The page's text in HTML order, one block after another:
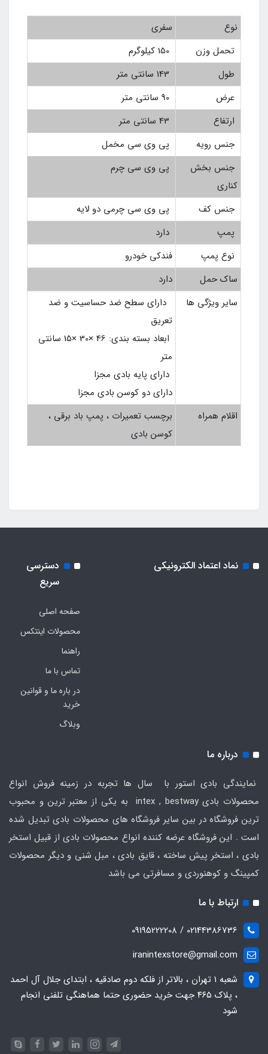
نوع
سفری
تحمل وزن
طول
عرض
ارتفاع
جنس رویه
پی وی سی مخمل
جنس بخش
کناری
پی وی سی چرم
جنس کف
پی وی سی چرمی دو لایه
پمپ
دارد
نوع پمپ
فندکی خودرو
ساک حمل
دارد
سایر ویژگی ها
دارای سطح ضد حساسیت و ضد
تعریق
ابعاد بسته بندی: 46 ×30 ×15 سانتی
متر
دارای پایه بادی مجزا
دارای دو کوسن بادی مجزا
اقلام همراه
برچسب تعمیرات ، پمپ باد برقی ،
کوسن بادی
نماد اعتماد الکترونیکی
دسترسی
سریع
صفحه اصلی
محصولات اینتکس
راهنما
تماس با ما
در باره ما و قوانین
خرید
وبلاگ
درباره ما
نمایندگی بادی استور با سال ها تجربه در زمینه فروش انواع
محصولات بادی intex , bestway به یکی از معتبر ترین و محبوب
ترین فروشگاه در بین سایر فروشگاه های محصولات بادی تبدیل شده
است . این فروشگاه عرضه کننده انواع محصولات بادی از قبیل استخر
بادی ، استخر پیش ساخته ، قایق بادی ، مبل شنی و دیگر محصولات
کمپینگ و کوهنوردی و مسافرتی می باشد
ارتباط با ما
02144386736 / 09195222208
iranintexstore@gmail.com
شعبه ۱ تهران ، بالاتر از فلکه دوم صادقیه ، ابتدای جلال آل احمد
، پلاک ۴۶۵ جهت خرید حضوری حتما هماهنگی تلفنی انجام
شود